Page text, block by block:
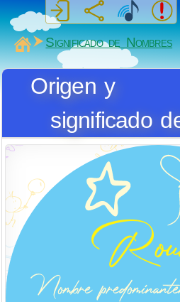
MiSabueso
Significado de Nombres
Origen y
significado